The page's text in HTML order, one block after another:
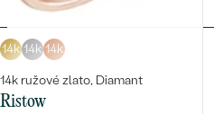
14k 14k 14k
14k ružové zlato, Diamant
Ristow